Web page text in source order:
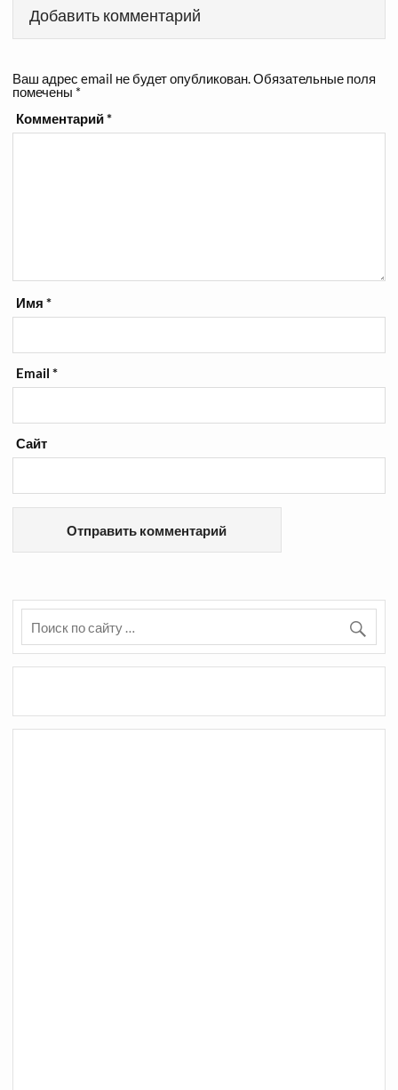
Добавить комментарий
Ваш адрес email не будет опубликован.Обязательные поля
помечены *
Комментарий*
Имя*
Email*
Сайт